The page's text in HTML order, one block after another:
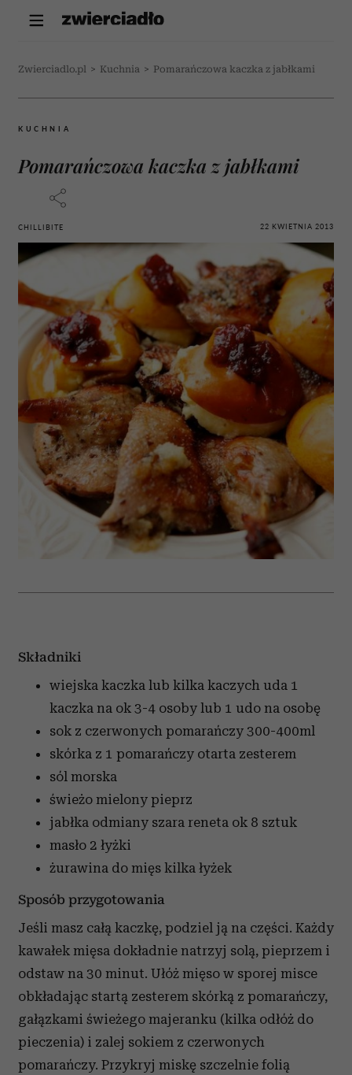
Zwierciadlo.pl > Kuchnia > Pomarańczowa kaczka z jabłkami
KUCHNIA
Pomarańczowa kaczka z jabłkami
CHILLIBITE 22 KWIETNIA 2013
Składniki
wiejska kaczka lub kilka kaczych uda 1
kaczka na ok 3-4 osoby lub 1 udo na osobę
sok z czerwonych pomarańczy 300-400ml
skórka z 1 pomarańczy otarta zesterem
sól morska
świeżo mielony pieprz
jabłka odmiany szara reneta ok 8 sztuk
masło 2 łyżki
żurawina do mięs kilka łyżek
Sposób przygotowania
Jeśli masz całą kaczkę, podziel ją na części. Każdy
kawałek mięsa dokładnie natrzyj solą, pieprzem i
odstaw na 30 minut. Ułóż mięso w sporej misce
obkładając startą zesterem skórką z pomarańczy,
gałązkami świeżego majeranku (kilka odłóż do
pieczenia) i zalej sokiem z czerwonych
pomarańczy. Przykryj miskę szczelnie folią